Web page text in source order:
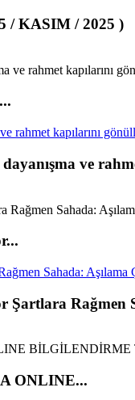
/ KASIM / 2025 )
rahmet kapılarını
ve
Sahada: Aşılama
Rağmen
ONLINE...